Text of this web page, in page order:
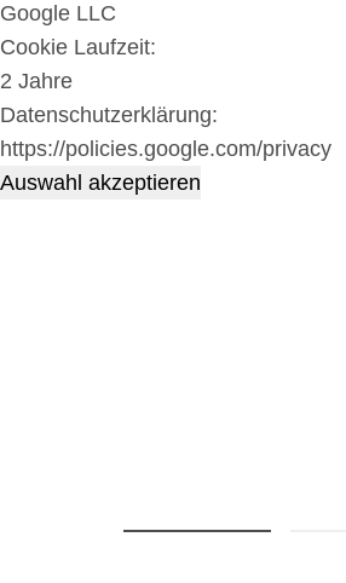
Google LLC
Cookie Laufzeit:
2 Jahre
Datenschutzerklärung:
https://policies.google.com/privacy
Auswahl akzeptieren